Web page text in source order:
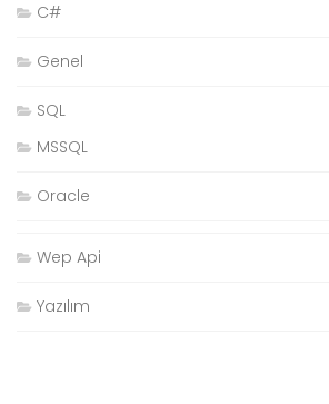
C#
Genel
SQL
MSSQL
Oracle
Wep Api
Yazılım